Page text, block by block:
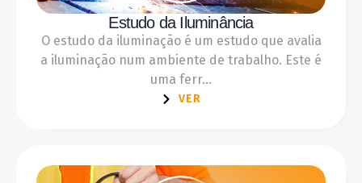
Estudo da Iluminância
O estudo da iluminação é um estudo que avalia
a iluminação num ambiente de trabalho. Este é
uma ferr...
VER